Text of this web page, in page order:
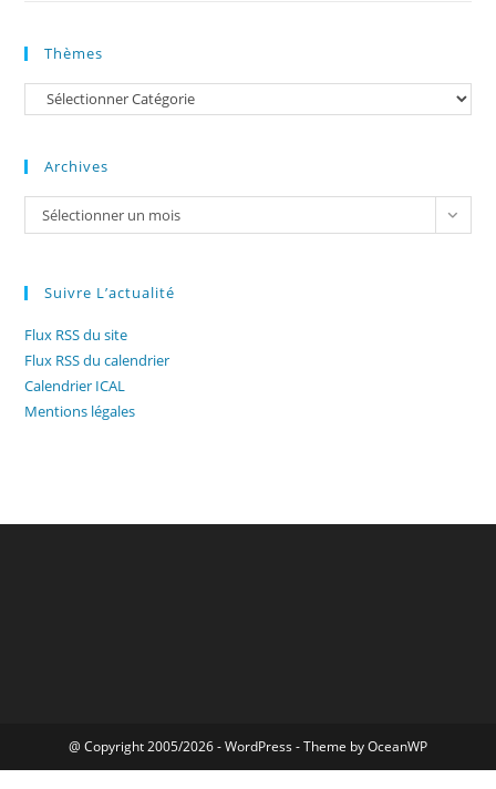
Thèmes
Catégories
Archives
Archives
Sélectionner un mois
Suivre L’actualité
Flux RSS du site
Flux RSS du calendrier
Calendrier ICAL
Mentions légales
@ Copyright 2005/2026 - WordPress - Theme by OceanWP